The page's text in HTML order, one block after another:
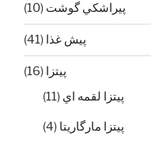
پيراشكي گوشت (10)
پيش غذا (41)
پیتزا (16)
پيتزا لقمه اي (11)
پيتزا مارگاريتا (4)